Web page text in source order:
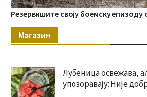
Резервишите своју боемску епизоду
Магазин
Лубеница освежава,
упозоравају: Није